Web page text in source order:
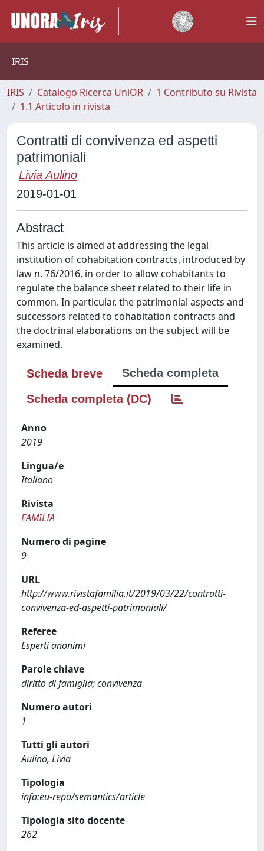
IRIS
IRIS Catalogo Ricerca UniOR
1 Contributo su Rivista
1.1 Articolo in rivista
Contratti di convivenza ed aspetti
patrimoniali
Livia Aulino
2019-01-01
Abstract
This article is aimed at addressing the legal
institution of cohabitation contracts, introduced by
law n. 76/2016, in order to allow cohabitants to
regulate the balance sheet related to their life in
common. In particular, the patrimonial aspects and
successors related to cohabitation contracts and
the doctrinal elaborations on the subject will be
examined.
Scheda breve
Scheda completa
Scheda completa (DC)
Anno
2019
Lingua/e
Italiano
Rivista
FAMILIA
Numero di pagine
9
URL
http://www.rivistafamilia.it/2019/03/22/contratti-
convivenza-ed-aspetti-patrimoniali/
Referee
Esperti anonimi
Parole chiave
diritto di famiglia; convivenza
Numero autori
1
Tutti gli autori
Aulino, Livia
Tipologia
info:eu-repo/semantics/article
Tipologia sito docente
262